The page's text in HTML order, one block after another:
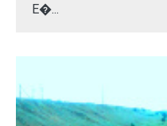
Е�...